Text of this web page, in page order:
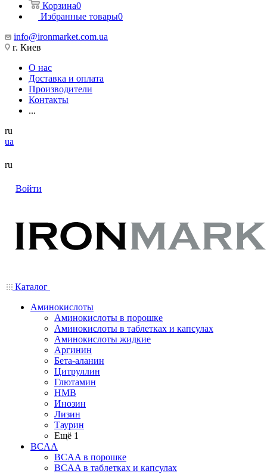
Корзина0
Избранные товары0
info@ironmarket.com.ua
г. Киев
О нас
Доставка и оплата
Производители
Контакты
...
ru
ua
ru
Войти
Каталог
Аминокислоты
Аминокислоты в порошке
Аминокислоты в таблетках и капсулах
Аминокислоты жидкие
Аргинин
Бета-аланин
Цитруллин
Глютамин
HMB
Инозин
Лизин
Таурин
Ещё 1
BCAA
BCAA в порошке
BCAA в таблетках и капсулах